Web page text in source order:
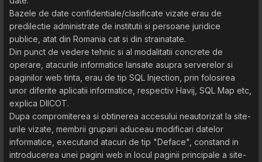
Bazele de date confidentiale/clasificate vizate erau de
predilectie administrate de institutii si persoane juridice
publice, atat din Romania cat si din strainatate.
Din punct de vedere tehnic si al modalitatii concrete de
operare, atacurile informatice lansate asupra serverelor si
paginilor web tinta, erau de tip SQL Injection, prin folosirea
unor diferite aplicatii informatice, respectiv Havij, SQL Map etc,
explica DIICOT.
Dupa compromiterea si obtinerea accesului neautorizat la site-
urile vizate, membrii gruparii aduceau modificari datelor
informatice, executand atacuri de tip "Deface", constand in
introducerea unei pagini web in locul paginii principale a site-